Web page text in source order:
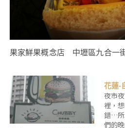
果家鮮果概念店 中壢區九合一
花蓮-
夜市
裡，
錯…所
們的